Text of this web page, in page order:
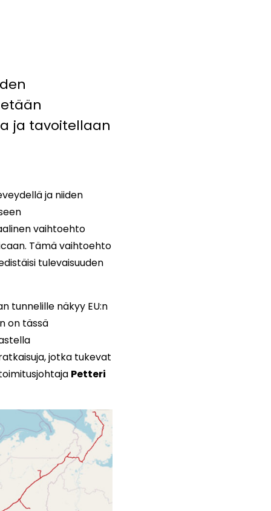
ja tavoitellaan
ja niiden
vaihtoehto
Tämä vaihtoehto
tulevaisuuden
tunnelille näkyy EU:n
on tässä
jotka tukevat
Petteri